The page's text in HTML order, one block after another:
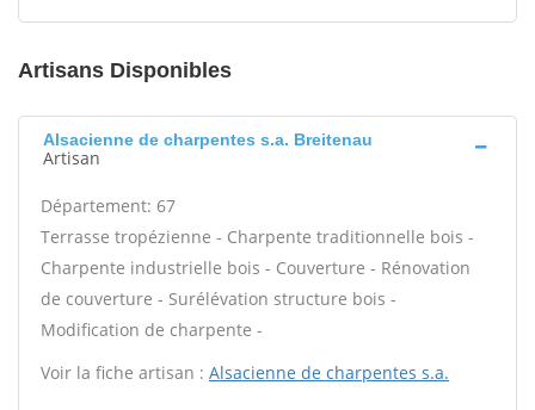
Artisans Disponibles
Alsacienne de charpentes s.a. Breitenau
Artisan
Département: 67
Terrasse tropézienne - Charpente traditionnelle bois -
Charpente industrielle bois - Couverture - Rénovation
de couverture - Surélévation structure bois -
Modification de charpente -
Voir la fiche artisan : Alsacienne de charpentes s.a.